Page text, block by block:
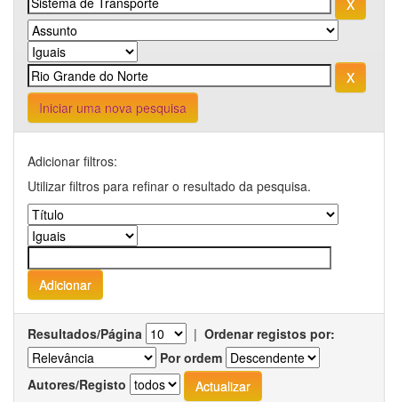
Iniciar uma nova pesquisa
Adicionar filtros:
Utilizar filtros para refinar o resultado da pesquisa.
Resultados/Página | Ordenar registos por:
Por ordem
Autores/Registo